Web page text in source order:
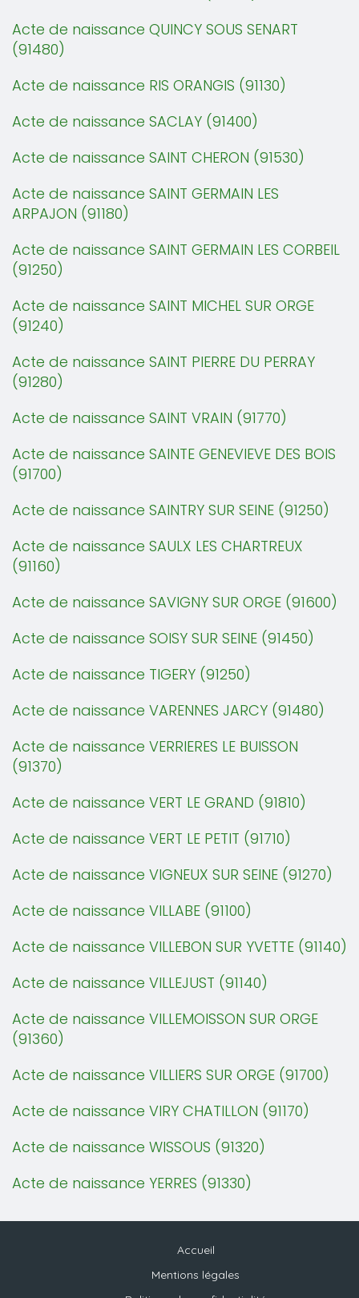
Acte de naissance QUINCY SOUS SENART
(91480)
Acte de naissance RIS ORANGIS (91130)
Acte de naissance SACLAY (91400)
Acte de naissance SAINT CHERON (91530)
Acte de naissance SAINT GERMAIN LES
ARPAJON (91180)
Acte de naissance SAINT GERMAIN LES CORBEIL
(91250)
Acte de naissance SAINT MICHEL SUR ORGE
(91240)
Acte de naissance SAINT PIERRE DU PERRAY
(91280)
Acte de naissance SAINT VRAIN (91770)
Acte de naissance SAINTE GENEVIEVE DES BOIS
(91700)
Acte de naissance SAINTRY SUR SEINE (91250)
Acte de naissance SAULX LES CHARTREUX
(91160)
Acte de naissance SAVIGNY SUR ORGE (91600)
Acte de naissance SOISY SUR SEINE (91450)
Acte de naissance TIGERY (91250)
Acte de naissance VARENNES JARCY (91480)
Acte de naissance VERRIERES LE BUISSON
(91370)
Acte de naissance VERT LE GRAND (91810)
Acte de naissance VERT LE PETIT (91710)
Acte de naissance VIGNEUX SUR SEINE (91270)
Acte de naissance VILLABE (91100)
Acte de naissance VILLEBON SUR YVETTE (91140)
Acte de naissance VILLEJUST (91140)
Acte de naissance VILLEMOISSON SUR ORGE
(91360)
Acte de naissance VILLIERS SUR ORGE (91700)
Acte de naissance VIRY CHATILLON (91170)
Acte de naissance WISSOUS (91320)
Acte de naissance YERRES (91330)
Accueil
Mentions légales